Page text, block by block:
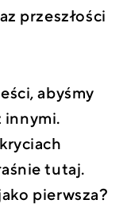
przeszłości
abyśmy
innymi.
tutaj.
pierwsza?